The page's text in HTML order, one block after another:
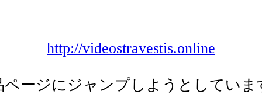
http://videostravestis.online
ページにジャンプしようとしていま